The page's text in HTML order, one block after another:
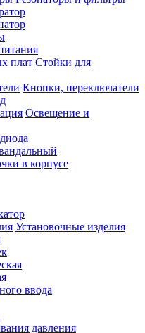
Стойки для
Кнопки, переключатели
Освещение и
в корпусе
Установочные изделия
ввода
давления